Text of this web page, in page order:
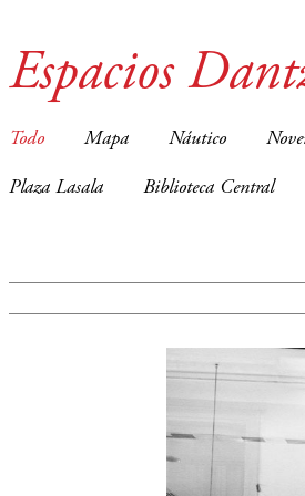
Espacios
Todo Mapa Náutico
Plaza Lasala Biblioteca Central